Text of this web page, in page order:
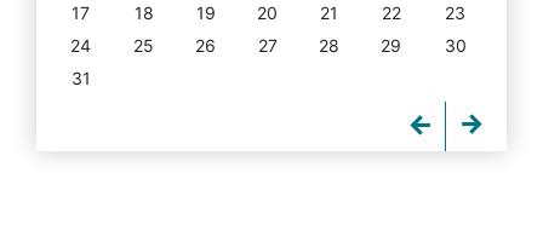
17
18 19 20 21 22
23
24
25 26 27 28 29
30
31